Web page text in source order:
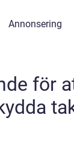
Annonsering
för